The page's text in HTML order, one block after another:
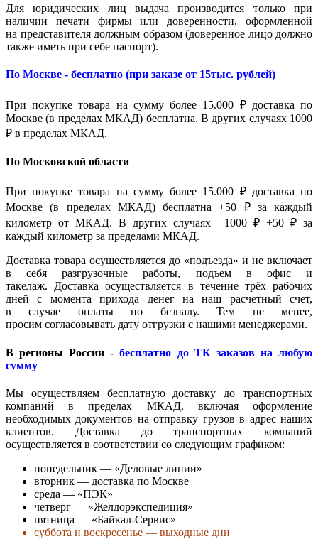
Для юридических лиц выдача производится только при
наличии печати фирмы или доверенности, оформленной
на представителя должным образом (доверенное лицо должно
также иметь при себе паспорт).
По Москве - бесплатно (при заказе от 15тыс. рублей)
При покупке товара на сумму более 15.000 ₽ доставка по
Москве (в пределах МКАД) бесплатна. В других случаях 1000
₽ в пределах МКАД.
По Московской области
При покупке товара на сумму более 15.000 ₽ доставка по
Москве (в пределах МКАД) бесплатна +50 ₽ за каждый
километр от МКАД. В других случаях 1000 ₽ +50 ₽ за
каждый километр за пределами МКАД.
Доставка товара осуществляется до «подъезда» и не включает
в себя разгрузочные работы, подъем в офис и
такелаж. Доставка осуществляется в течение трёх рабочих
дней с момента прихода денег на наш расчетный счет,
в случае оплаты по безналу. Тем не менее,
просим согласовывать дату отгрузки с нашими менеджерами.
В регионы России -бесплатно до ТК заказов на любую
сумму
Мы осуществляем бесплатную доставку до транспортных
компаний в пределах МКАД, включая оформление
необходимых документов на отправку грузов в адрес наших
клиентов. Доставка до транспортных компаний
осуществляется в соответствии со следующим графиком:
понедельник — «Деловые линии»
вторник — доставка по Москве
среда — «ПЭК»
четверг — «Желдорэкспедиция»
пятница — «Байкал-Сервис»
суббота и воскресенье — выходные дни